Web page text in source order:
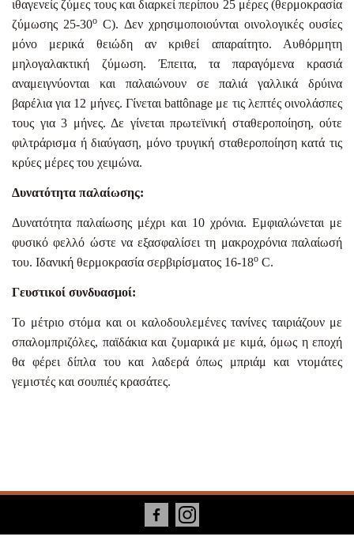
ιθαγενείς ζύμες τους και διαρκεί περίπου 25 μέρες (θερμοκρασία
ζύμωσης 25-30ο C). Δεν χρησιμοποιούνται οινολογικές ουσίες
μόνο μερικά θειώδη αν κριθεί απαραίτητο. Αυθόρμητη
μηλογαλακτική ζύμωση. Έπειτα, τα παραγόμενα κρασιά
αναμειγνύονται και παλαιώνουν σε παλιά γαλλικά δρύινα
βαρέλια για 12 μήνες. Γίνεταιbattônage με τις λεπτές οινολάσπες
τους για 3 μήνες. Δε γίνεται πρωτεϊνική σταθεροποίηση, ούτε
φιλτράρισμα ή διαύγαση, μόνο τρυγική σταθεροποίηση κατά τις
κρύες μέρες του χειμώνα.
Δυνατότητα παλαίωσης:
Δυνατότητα παλαίωσης μέχρι και 10 χρόνια. Εμφιαλώνεται με
φυσικό φελλό ώστε να εξασφαλίσει τη μακροχρόνια παλαίωσή
του. Ιδανική θερμοκρασία σερβιρίσματος 16-18ο C.
Γευστικοί συνδυασμοί:
Το μέτριο στόμα και οι καλοδουλεμένες τανίνες ταιριάζουν με
σπαλομπριζόλες, παϊδάκια και ζυμαρικά με κιμά, όμως η εποχή
θα φέρει δίπλα του και λαδερά όπως μπριάμ και ντομάτες
γεμιστές και σουπιές κρασάτες.